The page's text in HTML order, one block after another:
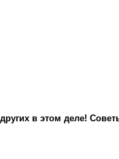
в этом деле!